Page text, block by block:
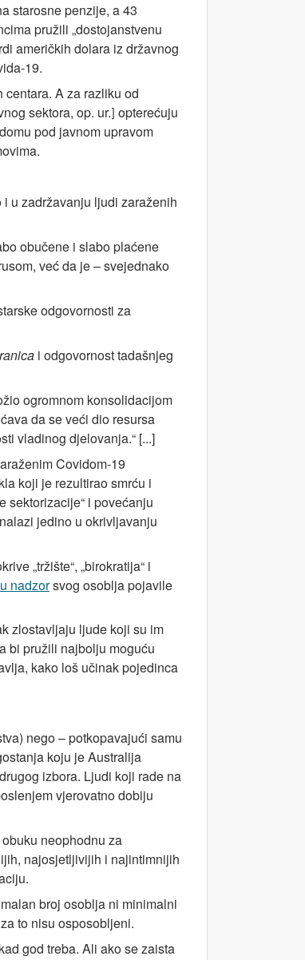
starosne penzije, a 43
pružili „dostojanstvenu
američkih dolara iz državnog
19.
A za razliku od
sektora, op. ur. opterećuju
pod javnom upravom
u zadržavanju ljudi zaraženih
obučene i slabo plaćene
već da je – svejednako
odgovornosti za
i odgovornost tadašnjeg
ogromnom konsolidacijom
da se veći dio resursa
vladinog djelovanja.“ [...]
Covidom-19
koji je rezultirao smrću i
sektorizacije“ i povećanju
jedino u okrivljavanju
„tržište“, „birokratija“ i
nadzorsvog osoblja pojavile
zlostavljaju ljude koji su im
bi pružili najbolju moguću
kako loš učinak pojedinca
nego – potkopavajući samu
koju je Australija
izbora. Ljudi koji rade na
vjerovatno dobiju
neophodnu za
najosjetljivijih i najintimnijih
broj osoblja ni minimalni
to nisu osposobljeni.
god treba. Ali ako se zaista